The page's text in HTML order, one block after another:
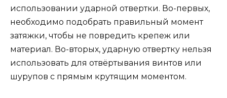
использовании ударной отвертки. Во-первых,
необходимо подобрать правильный момент
затяжки, чтобы не повредить крепеж или
материал. Во-вторых, ударную отвертку нельзя
использовать для отвёртывания винтов или
шурупов с прямым крутящим моментом.